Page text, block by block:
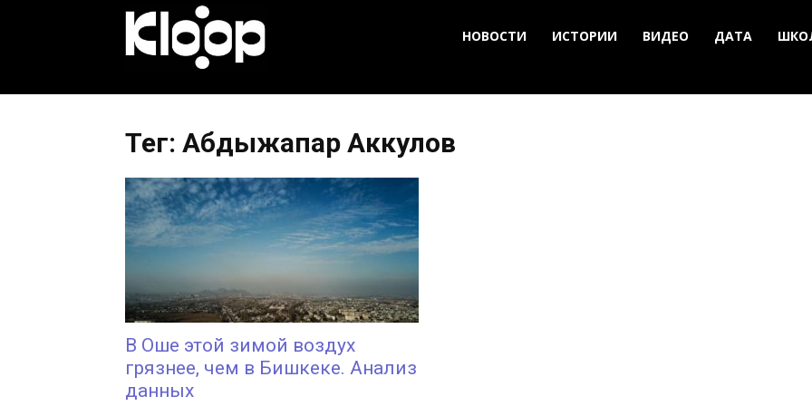
Новости
Кыргызстана
НОВОСТИ ИСТОРИИ ВИДЕО ДАТА
Тег: Абдыжапар Аккулов
В Оше этой зимой воздух
грязнее, чем в Бишкеке. Анализ
данных